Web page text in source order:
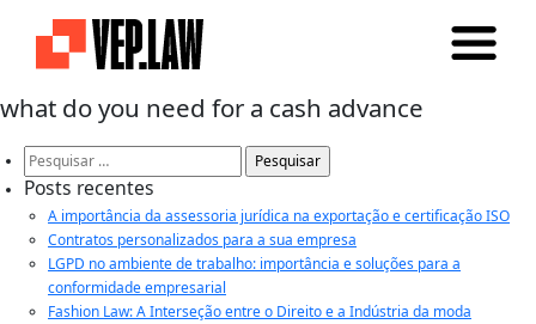
what do you need for a cash advance
Pesquisar
por:
Posts recentes
A importância da assessoria jurídica na exportação e certificação ISO
Contratos personalizados para a sua empresa
LGPD no ambiente de trabalho: importância e soluções para a
conformidade empresarial
Fashion Law: A Interseção entre o Direito e a Indústria da moda